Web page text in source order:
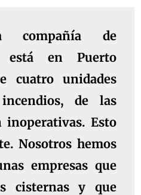
compañía de
está en Puerto
cuatro unidades
de las
inoperativas. Esto
Nosotros hemos
empresas que
cisternas y que